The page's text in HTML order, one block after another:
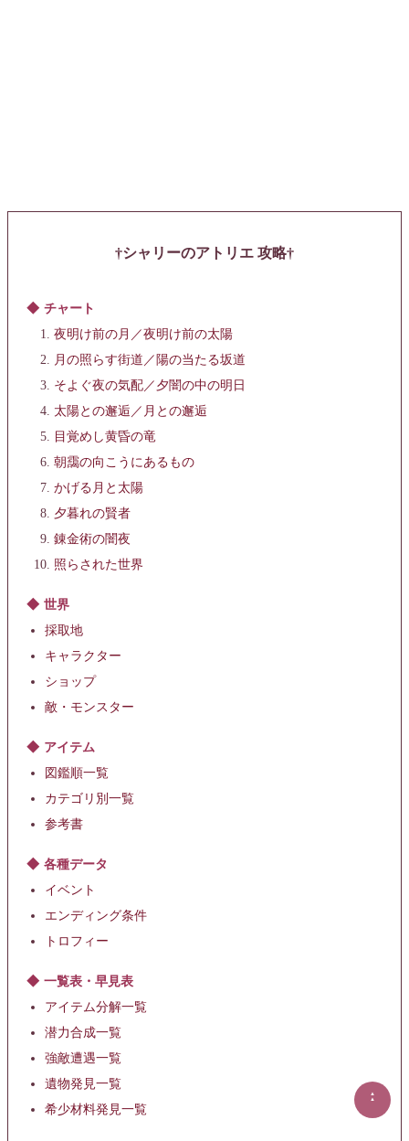
シャリーのアトリエ 攻略
チャート
夜明け前の月／夜明け前の太陽
月の照らす街道／陽の当たる坂道
そよぐ夜の気配／夕闇の中の明日
太陽との邂逅／月との邂逅
目覚めし黄昏の竜
朝靄の向こうにあるもの
かげる月と太陽
夕暮れの賢者
錬金術の闇夜
照らされた世界
世界
採取地
キャラクター
ショップ
敵・モンスター
アイテム
図鑑順一覧
カテゴリ別一覧
参考書
各種データ
イベント
エンディング条件
トロフィー
一覧表・早見表
アイテム分解一覧
潜力合成一覧
強敵遭遇一覧
遺物発見一覧
希少材料発見一覧
▲
▲